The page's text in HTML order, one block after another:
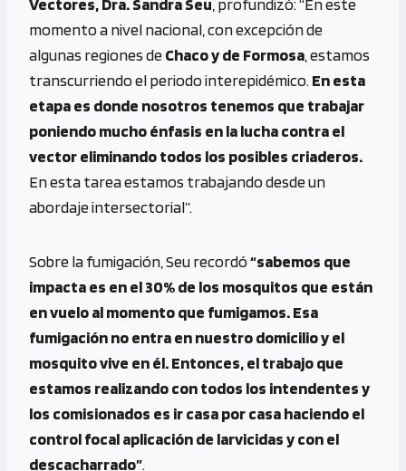
momento a nivel nacional, con excepción de
algunas regiones deChaco y de Formosa , estamos
transcurriendo el periodo interepidémico. En esta
etapa es donde nosotros tenemos que trabajar
poniendo mucho énfasis en la lucha contra el
vector eliminando todos los posibles criaderos.
En esta tarea estamos trabajando desde un
abordaje intersectorial”.
Sobre la fumigación, Seu recordó“sabemos que
impacta es en el 30% de los mosquitos que están
en vuelo al momento que fumigamos. Esa
fumigación no entra en nuestro domicilio y el
mosquito vive en él. Entonces, el trabajo que
estamos realizando con todos los intendentes y
los comisionados es ir casa por casa haciendo el
control focal aplicación de larvicidas y con el
descacharrado”.